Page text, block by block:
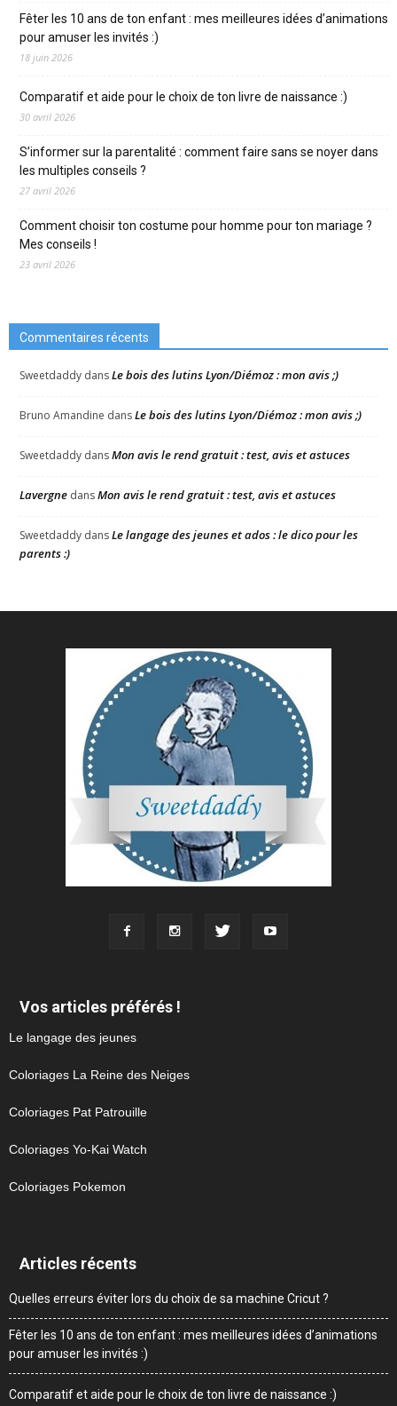
Fêter les 10 ans de ton enfant : mes meilleures idées d’animations
pour amuser les invités :)
18 juin 2026
Comparatif et aide pour le choix de ton livre de naissance :)
30 avril 2026
S’informer sur la parentalité : comment faire sans se noyer dans
les multiples conseils ?
27 avril 2026
Comment choisir ton costume pour homme pour ton mariage ?
Mes conseils !
23 avril 2026
Commentaires récents
Sweetdaddy dansLe bois des lutins Lyon/Diémoz : mon avis ;)
Bruno Amandine dansLe bois des lutins Lyon/Diémoz : mon avis ;)
Sweetdaddy dansMon avis le rend gratuit : test, avis et astuces
Lavergne dansMon avis le rend gratuit : test, avis et astuces
Sweetdaddy dansLe langage des jeunes et ados : le dico pour les
parents :)
Vos articles préférés !
Le langage des jeunes
Coloriages La Reine des Neiges
Coloriages Pat Patrouille
Coloriages Yo-Kai Watch
Coloriages Pokemon
Articles récents
Quelles erreurs éviter lors du choix de sa machine Cricut ?
Fêter les 10 ans de ton enfant : mes meilleures idées d’animations
pour amuser les invités :)
Comparatif et aide pour le choix de ton livre de naissance :)